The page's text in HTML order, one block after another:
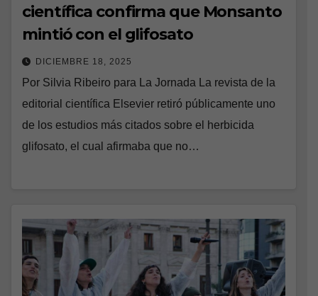
científica confirma que Monsanto
mintió con el glifosato
DICIEMBRE 18, 2025
Por Silvia Ribeiro para La Jornada La revista de la
editorial científica Elsevier retiró públicamente uno
de los estudios más citados sobre el herbicida
glifosato, el cual afirmaba que no…